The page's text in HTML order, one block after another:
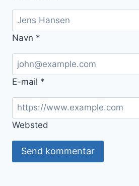
Navn *
E-mail *
Websted